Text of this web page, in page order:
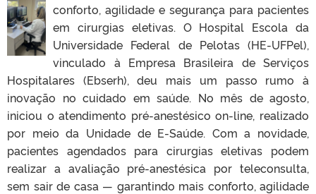
conforto, agilidade e segurança para pacientes
em cirurgias eletivas. O Hospital Escola da
Universidade Federal de Pelotas (HE-UFPel),
vinculado à Empresa Brasileira de Serviços
Hospitalares (Ebserh), deu mais um passo rumo à
inovação no cuidado em saúde. No mês de agosto,
iniciou o atendimento pré-anestésico on-line, realizado
por meio da Unidade de E-Saúde. Com a novidade,
pacientes agendados para cirurgias eletivas podem
realizar a avaliação pré-anestésica por teleconsulta,
sem sair de casa — garantindo mais conforto, agilidade